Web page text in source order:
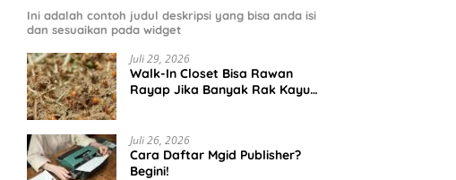
Ini adalah contoh judul deskripsi yang bisa anda isi
dan sesuaikan pada widget
Juli 29, 2026
Walk-In Closet Bisa Rawan
Rayap Jika Banyak Rak Kayu
Juli 26, 2026
Cara Daftar Mgid Publisher?
Begini!